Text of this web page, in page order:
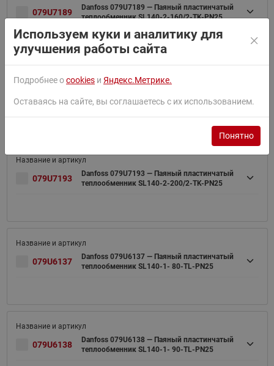
079U7189
Danfoss 079U7189 — Паяный пластинчатый
теплообменник SL140-2-160/2-TK-PN25
теплообменник SL140-2-180/2-TK-PN25
079U7193
Danfoss 079U7193 — Паяный пластинчатый
теплообменник SL140-2-200/2-TK-PN25
079U6137
Danfoss 079U6137 — Паяный пластинчатый
теплообменник SL140-1- 80-TL-PN25
079U6138
Danfoss 079U6138 — Паяный пластинчатый
теплообменник SL140-1- 90-TL-PN25
Используем куки и аналитику для
улучшения работы сайта
Подробнее оcookies и Яндекс.Метрике.
Оставаясь на сайте, вы соглашаетесь с их использованием.
Понятно